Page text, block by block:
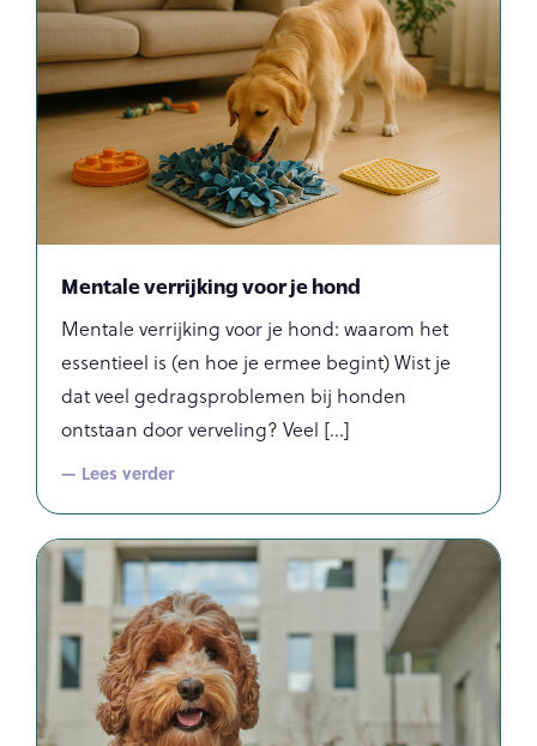
Mentale verrijking voor je hond
Mentale verrijking voor je hond: waarom het
essentieel is (en hoe je ermee begint) Wist je
dat veel gedragsproblemen bij honden
ontstaan door verveling? Veel
— Lees verder